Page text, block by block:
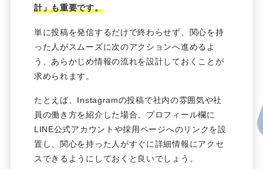
計」も重要です。
単に投稿を発信するだけで終わらせず、関心を持
った人がスムーズに次のアクションへ進めるよ
う、あらかじめ情報の流れを設計しておくことが
求められます。
たとえば、Instagramの投稿で社内の雰囲気や社
員の働き方を紹介した場合、プロフィール欄に
LINE公式アカウントや採用ページへのリンクを設
置し、関心を持った人がすぐに詳細情報にアクセ
スできるようにしておくと良いでしょう。